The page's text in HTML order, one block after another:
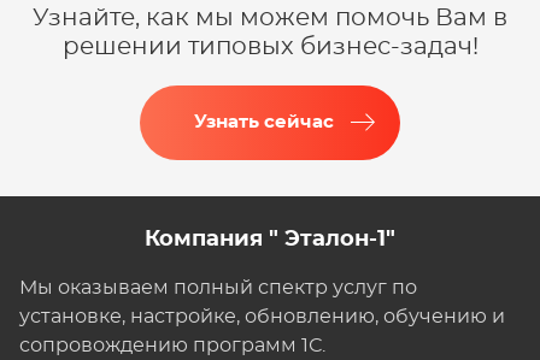
Узнайте, как мы можем помочь Вам в
решении типовых бизнес-задач!
Узнать сейчас
Компания " Эталон-1"
Мы оказываем полный спектр услуг по
установке, настройке, обновлению, обучению и
сопровождению программ 1С.